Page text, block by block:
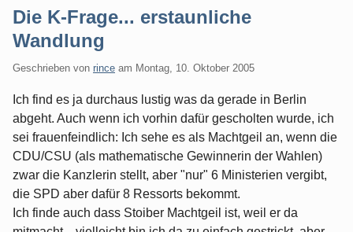
Die K-Frage... erstaunliche
Wandlung
Geschrieben von rince am Montag, 10. Oktober 2005
Ich find es ja durchaus lustig was da gerade in Berlin
abgeht. Auch wenn ich vorhin dafür gescholten wurde, ich
sei frauenfeindlich: Ich sehe es als Machtgeil an, wenn die
CDU/CSU (als mathematische Gewinnerin der Wahlen)
zwar die Kanzlerin stellt, aber "nur" 6 Ministerien vergibt,
die SPD aber dafür 8 Ressorts bekommt.
Ich finde auch dass Stoiber Machtgeil ist, weil er da